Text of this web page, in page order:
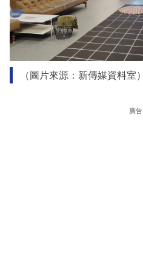
（圖片來源：新傳媒資料室）
廣告